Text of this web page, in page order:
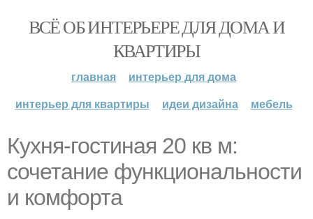
ВСЁ ОБ ИНТЕРЬЕРЕ ДЛЯ ДОМА И
КВАРТИРЫ
главная
интерьер для дома
интерьер для квартиры
идеи дизайна мебель
Кухня-гостиная 20 кв м:
сочетание функциональности
и комфорта